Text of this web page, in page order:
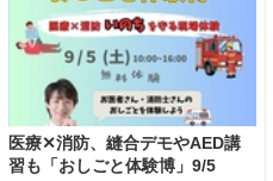
医療✕消防、縫合デモやAED講
習も「おしごと体験博」9/5